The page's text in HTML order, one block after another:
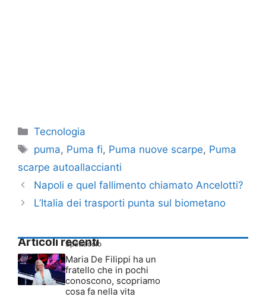
Categorie
Tecnologia
Tag
puma, Puma fi, Puma nuove scarpe, Puma
scarpe autoallaccianti
Napoli e quel fallimento chiamato Ancelotti?
L’Italia dei trasporti punta sul biometano
Articoli recenti
Spettacolo
Maria De Filippi ha un
fratello che in pochi
conoscono, scopriamo
cosa fa nella vita